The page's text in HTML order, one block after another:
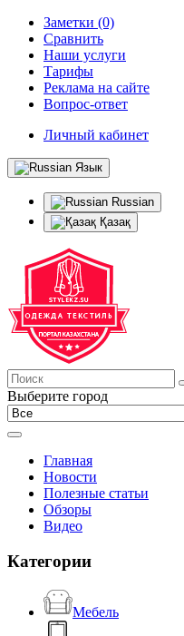
Заметки (0)
Сравнить
Наши услуги
Тарифы
Реклама на сайте
Вопрос-ответ
Личный кабинет
Язык
Russian
Қазақ
Выберите город
Главная
Новости
Полезные статьи
Обзоры
Видео
Категории
Мебель